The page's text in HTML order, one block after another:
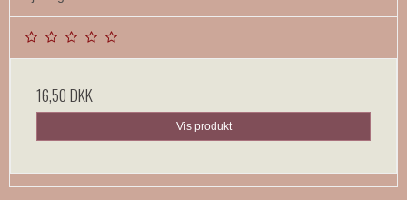
16,50 DKK
Vis produkt